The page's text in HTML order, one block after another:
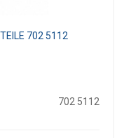
702 5112
702 5112